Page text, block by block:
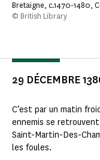
Bretaigne, c.1470-1480,
© British Library
29 DÉCEMBRE
C’est par un matin
ennemis se
Saint-Martin-Des-
les foules.